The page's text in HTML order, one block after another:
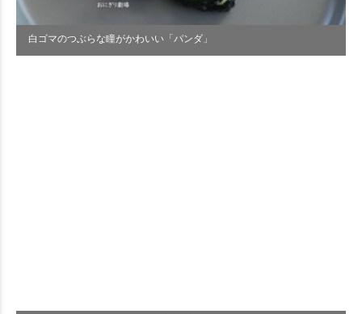
白ゴマのつぶらな瞳がかわいい「パンダ」